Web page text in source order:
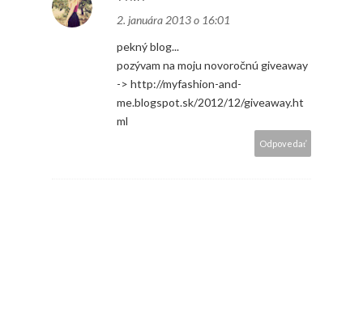
2. januára 2013 o 16:01
pekný blog...
pozývam na moju novoročnú giveaway
-> http://myfashion-and-
me.blogspot.sk/2012/12/giveaway.ht
ml
Odpovedať